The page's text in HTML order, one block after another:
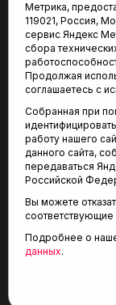
Редакция:
625035, Тюмень,
(3452) 68-22-28
tum-arena@mail.ru
Отдел продаж:
(3452) 68-89-78
© 2001-2026
Метрика,
119021, Россия,
сервис Яндекс
сбора
Продолжая
соглашаетесь с
Собранная при
работу нашего
данного сайта,
передаваться
Российской
Вы можете
соответствующие
Подробнее о
данных.